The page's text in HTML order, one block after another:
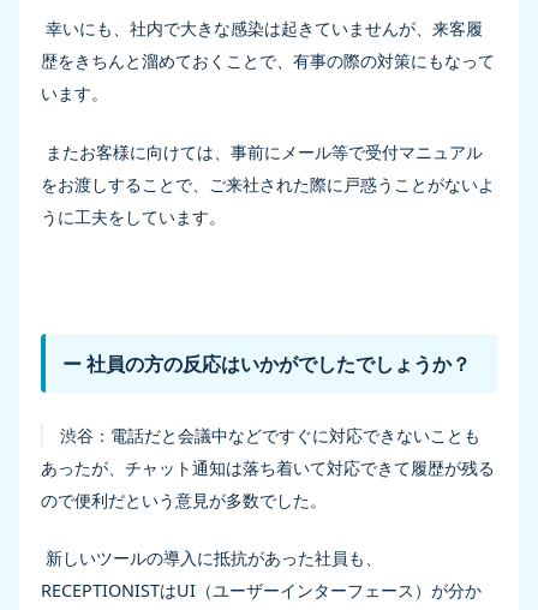
幸いにも、社内で大きな感染は起きていませんが、来客履
歴をきちんと溜めておくことで、有事の際の対策にもなって
います。
またお客様に向けては、事前にメール等で受付マニュアル
をお渡しすることで、ご来社された際に戸惑うことがないよ
うに工夫をしています。
ー 社員の方の反応はいかがでしたでしょうか？
渋谷： 電話だと会議中などですぐに対応できないことも
あったが、チャット通知は落ち着いて対応できて履歴が残る
ので便利だという意見が多数でした。
新しいツールの導入に抵抗があった社員も、
RECEPTIONISTはUI（ユーザーインターフェース）が分か